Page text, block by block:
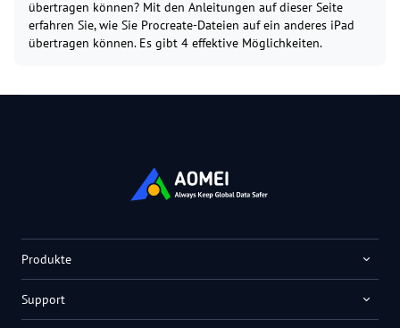
übertragen können? Mit den Anleitungen auf dieser Seite
erfahren Sie, wie Sie Procreate-Dateien auf ein anderes iPad
übertragen können. Es gibt 4 effektive Möglichkeiten.
Produkte
Support